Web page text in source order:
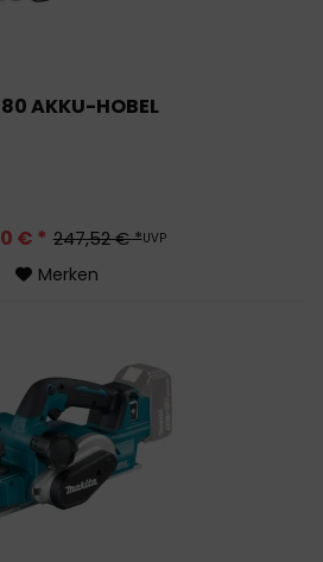
AKKU-HOBEL
247,52 € *UVP
€ *
Merken